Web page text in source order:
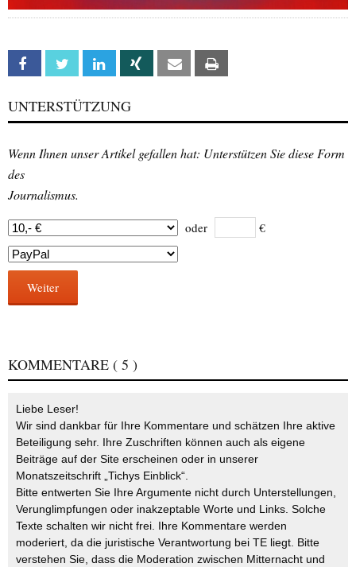
Facebook Twitter Linkedin Xing Email
UNTERSTÜTZUNG
Wenn Ihnen unser Artikel gefallen hat: Unterstützen Sie diese Form
des
Journalismus.
oder €
Weiter
KOMMENTARE ( 5 )
Liebe Leser!
Wir sind dankbar für Ihre Kommentare und schätzen Ihre aktive
Beteiligung sehr. Ihre Zuschriften können auch als eigene
Beiträge auf der Site erscheinen oder in unserer
Monatszeitschrift „Tichys Einblick“.
Bitte entwerten Sie Ihre Argumente nicht durch Unterstellungen,
Verunglimpfungen oder inakzeptable Worte und Links. Solche
Texte schalten wir nicht frei. Ihre Kommentare werden
moderiert, da die juristische Verantwortung bei TE liegt. Bitte
verstehen Sie, dass die Moderation zwischen Mitternacht und